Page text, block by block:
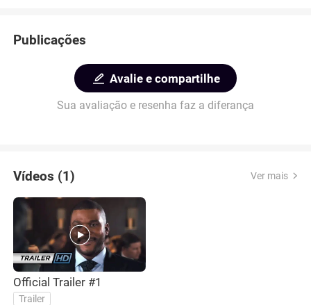
Publicações
Avalie e compartilhe
Sua avaliação e resenha faz a diferança
Vídeos (1) Ver mais
Official Trailer #1
Trailer